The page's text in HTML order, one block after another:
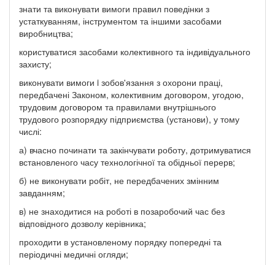
знати та виконувати вимоги правил поведінки з
устаткуванням, інструментом та іншими засобами
виробництва;
користуватися засобами колективного та індивідуального
захисту;
виконувати вимоги i зобов'язання з охорони праці,
передбачені Законом, колективним договором, угодою,
трудовим договором та правилами внутрішнього
трудового розпорядку підприємства (установи), у тому
числі:
а) вчасно починати та закінчувати роботу, дотримуватися
встановленого часу технологічної та обідньої перерв;
б) не виконувати робіт, не передбачених змінним
завданням;
в) не знаходитися на роботі в позаробочий час без
відповідного дозволу керівника;
проходити в установленому порядку попередні та
періодичні медичні огляди;